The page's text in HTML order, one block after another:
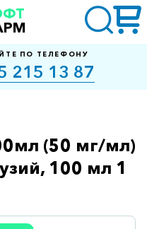
ПО ТЕЛЕФОНУ
215 13 87
(50 мг/мл)
100 мл 1